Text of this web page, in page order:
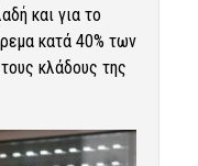
και για το
κατά 40% των
κλάδους της